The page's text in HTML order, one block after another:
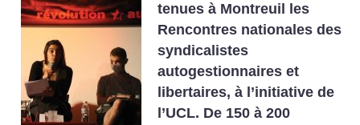
tenues à Montreuil les
Rencontres nationales des
syndicalistes
autogestionnaires et
libertaires, à l’initiative de
l’UCL. De 150 à 200